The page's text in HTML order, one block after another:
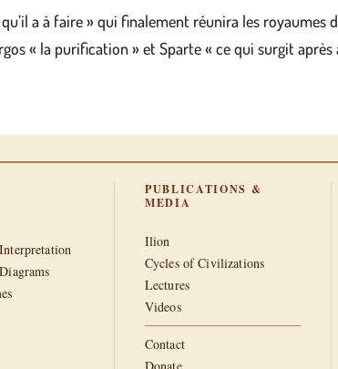
a à faire » qui finalement réunira les royaumes
« la purification » et Sparte « ce qui surgit
PUBLICATIONS &
MEDIA
Ilion
Cycles of Civilizations
Lectures
Videos
Contact